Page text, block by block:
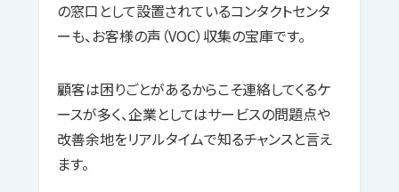
の窓口として設置されているコンタクトセンタ
ーも、お客様の声（VOC）収集の宝庫です。
顧客は困りごとがあるからこそ連絡してくるケ
ースが多く、企業としてはサービスの問題点や
改善余地をリアルタイムで知るチャンスと言え
ます。